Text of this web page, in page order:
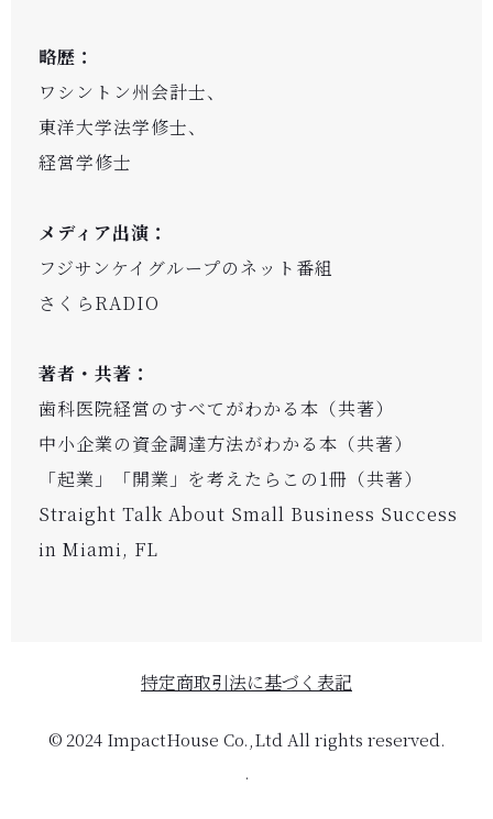
略歴：
ワシントン州会計士、
東洋大学法学修士、
経営学修士
メディア出演：
フジサンケイグループのネット番組
さくらRADIO
著者・共著：
歯科医院経営のすべてがわかる本（共著）
中小企業の資金調達方法がわかる本（共著）
「起業」「開業」を考えたらこの1冊（共著）
Straight Talk About Small Business Success
in Miami, FL
特定商取引法に基づく表記
© 2024 ImpactHouse Co.,Ltd All rights reserved.
.